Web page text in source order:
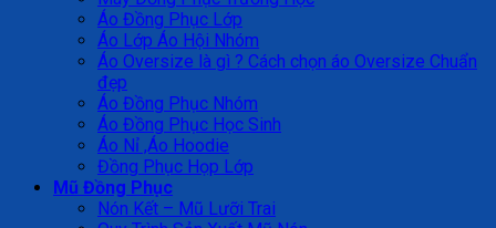
Áo Đồng Phục Lớp
Áo Lớp Áo Hội Nhóm
Áo Oversize là gì ? Cách chọn áo Oversize Chuẩn
đẹp
Áo Đồng Phục Nhóm
Áo Đồng Phục Học Sinh
Áo Nỉ ,Áo Hoodie
Đồng Phục Họp Lớp
Mũ Đồng Phục
Nón Kết – Mũ Lưỡi Trai